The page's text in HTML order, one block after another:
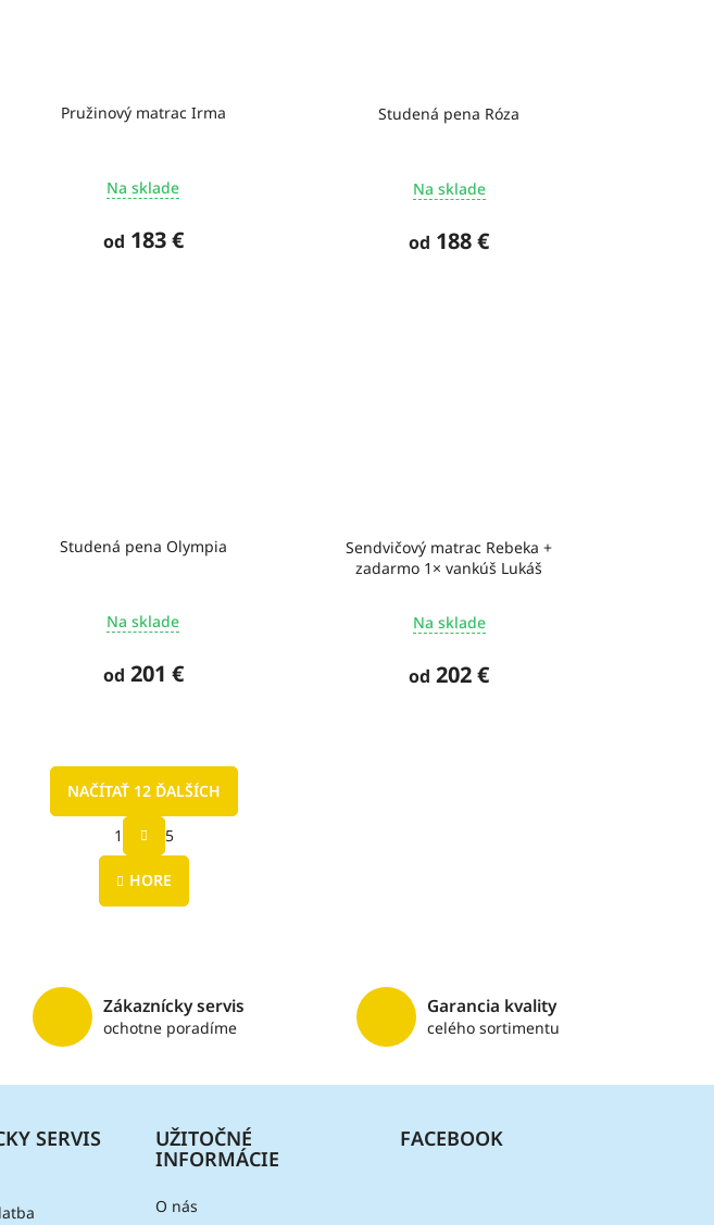
Pružinový matrac Irma
Na sklade
od 183 €
Studená pena Róza
Na sklade
od 188 €
Studená pena Olympia
Na sklade
od 201 €
Sendvičový matrac Rebeka +
zadarmo 1× vankúš Lukáš
Na sklade
od 202 €
O
l
á
e
p
k
NAČÍTAŤ 12 ĎALŠÍCH
t
á
i
e
1 5
HORE
Zákaznícky servis
ochotne poradíme
Garancia kvality
celého sortimentu
SERVIS UŽITOČNÉ
INFORMÁCIE
O nás
FACEBOOK